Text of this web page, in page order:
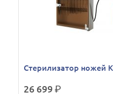
Стерилизатор ножей
26 699р.